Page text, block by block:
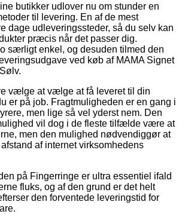
butikker udlover nu om stunder en
til levering. En af de mest
dage udleveringssteder, så du selv kan
præcis når det passer dig.
særligt enkel, og desuden tilmed den
ved køb af MAMA Signet
vælge at vælge at få leveret til din
er på job. Fragtmuligheden er en gang i
men lige så vel yderst nem. Den
vil dog i de fleste tilfælde være at
men den mulighed nødvendiggør at
af internet virksomhedens
på Fingerringe er ultra essentiel ifald
fluks, og af den grund er det helt
den forventede leveringstid for